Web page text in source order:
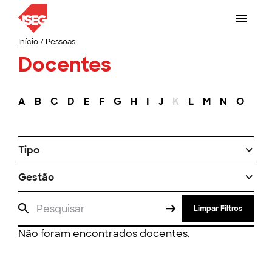
Início/ Pessoas
Docentes
A B C D E F G H I J K L M N O
Tipo
Gestão
Limpar Filtros
Não foram encontrados docentes.